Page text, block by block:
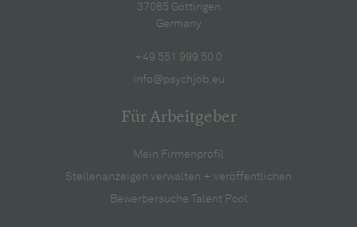
37085 Göttingen
Germany
+49 551 999 50 0
info@psychjob.eu
Für Arbeitgeber
Mein Firmenprofil
Stellenanzeigen verwalten + veröffentlichen
Bewerbersuche Talent Pool